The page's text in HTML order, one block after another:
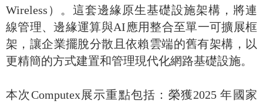
Wireless）。這套邊緣原生基礎設施架構，將連
線管理、邊緣運算與AI應用整合至單一可擴展框
架，讓企業擺脫分散且依賴雲端的舊有架構，以
更精簡的方式建置和管理現代化網路基礎設施。
本次Computex展示重點包括：榮獲2025 年國家